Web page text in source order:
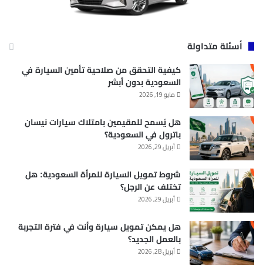
أسئلة متداولة
كيفية التحقق من صلاحية تأمين السيارة في
السعودية بدون أبشر
مايو 19, 2026
هل يُسمح للمقيمين بامتلاك سيارات نيسان
باترول في السعودية؟
أبريل 29, 2026
شروط تمويل السيارة للمرأة السعودية: هل
تختلف عن الرجل؟
أبريل 29, 2026
هل يمكن تمويل سيارة وأنت في فترة التجربة
بالعمل الجديد؟
أبريل 28, 2026